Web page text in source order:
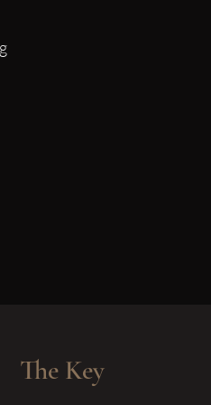
The Key